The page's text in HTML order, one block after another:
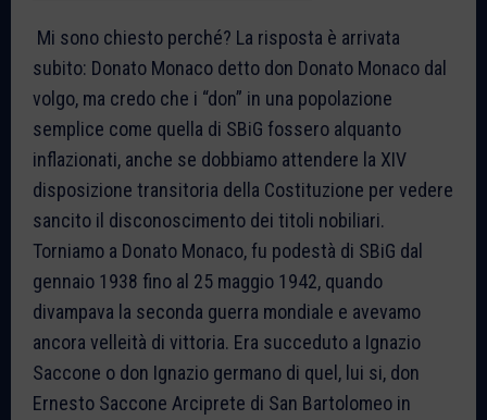
Mi sono chiesto perché? La risposta è arrivata
subito: Donato Monaco detto don Donato Monaco dal
volgo, ma credo che i “don” in una popolazione
semplice come quella di SBiG fossero alquanto
inflazionati, anche se dobbiamo attendere la XIV
disposizione transitoria della Costituzione per vedere
sancito il disconoscimento dei titoli nobiliari.
Torniamo a Donato Monaco, fu podestà di SBiG dal
gennaio 1938 fino al 25 maggio 1942, quando
divampava la seconda guerra mondiale e avevamo
ancora velleità di vittoria. Era succeduto a Ignazio
Saccone o don Ignazio germano di quel, lui si, don
Ernesto Saccone Arciprete di San Bartolomeo in